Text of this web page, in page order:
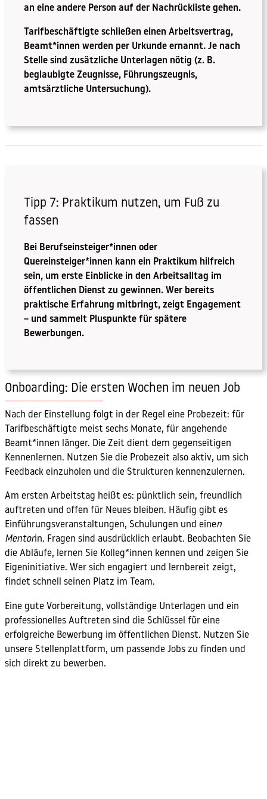
an eine andere Person auf der Nachrückliste gehen.
Tarifbeschäftigte schließen einen Arbeitsvertrag,
Beamt*innen werden per Urkunde ernannt. Je nach
Stelle sind zusätzliche Unterlagen nötig (z. B.
beglaubigte Zeugnisse, Führungszeugnis,
amtsärztliche Untersuchung).
Tipp 7: Praktikum nutzen, um Fuß zu
fassen
Bei Berufseinsteiger*innen oder
Quereinsteiger*innen kann ein Praktikum hilfreich
sein, um erste Einblicke in den Arbeitsalltag im
öffentlichen Dienst zu gewinnen. Wer bereits
praktische Erfahrung mitbringt, zeigt Engagement
– und sammelt Pluspunkte für spätere
Bewerbungen.
Onboarding: Die ersten Wochen im neuen Job
Nach der Einstellung folgt in der Regel eine Probezeit: für
Tarifbeschäftigte meist sechs Monate, für angehende
Beamt*innen länger. Die Zeit dient dem gegenseitigen
Kennenlernen. Nutzen Sie die Probezeit also aktiv, um sich
Feedback einzuholen und die Strukturen kennenzulernen.
Am ersten Arbeitstag heißt es: pünktlich sein, freundlich
auftreten und offen für Neues bleiben. Häufig gibt es
Einführungsveranstaltungen, Schulungen und einen
Mentorin. Fragen sind ausdrücklich erlaubt. Beobachten Sie
die Abläufe, lernen Sie Kolleg*innen kennen und zeigen Sie
Eigeninitiative. Wer sich engagiert und lernbereit zeigt,
findet schnell seinen Platz im Team.
Eine gute Vorbereitung, vollständige Unterlagen und ein
professionelles Auftreten sind die Schlüssel für eine
erfolgreiche Bewerbung im öffentlichen Dienst. Nutzen Sie
unsere Stellenplattform, um passende Jobs zu finden und
sich direkt zu bewerben.